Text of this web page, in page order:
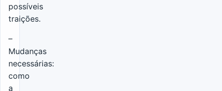
possíveis
traições.
–
Mudanças
necessárias:
como
a